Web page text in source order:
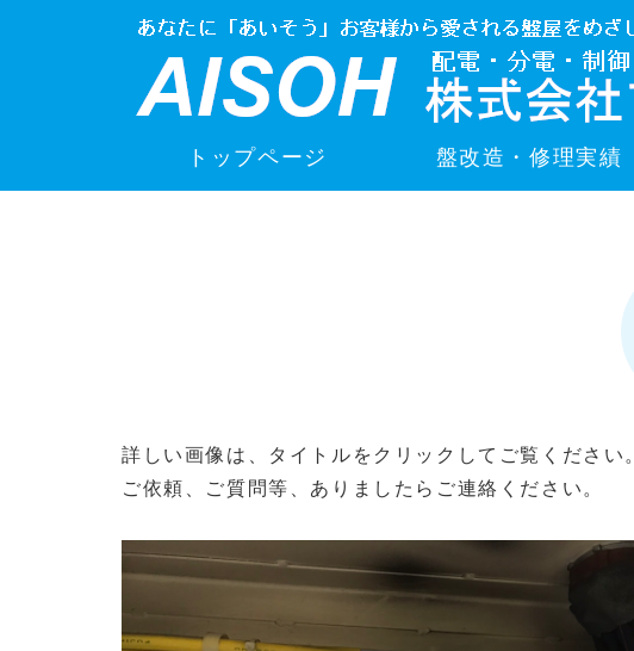
トップページ 盤改造・修理実績
詳しい画像は、タイトルをクリックしてご覧ください。
ご依頼、ご質問等、ありましたらご連絡ください。